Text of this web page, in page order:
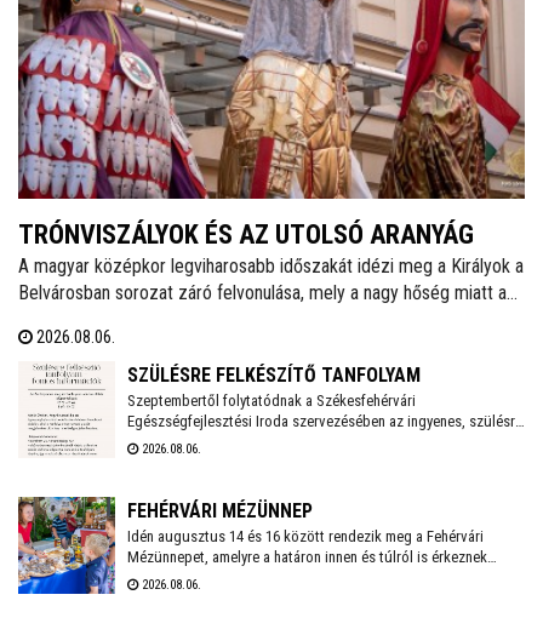
TRÓNVISZÁLYOK ÉS AZ UTOLSÓ ARANYÁG
A magyar középkor legviharosabb időszakát idézi meg a Királyok a
Belvárosban sorozat záró felvonulása, mely a nagy hőség miatt a
Színháztól. A menetet gólyalábasok és régizenészek kísérik.
2026.08.06.
SZÜLÉSRE FELKÉSZÍTŐ TANFOLYAM
Szeptembertől folytatódnak a Székesfehérvári
Egészségfejlesztési Iroda szervezésében az ingyenes, szülésre
felkészítő tanfolyamok. Az idei évben még két turnusra lehet
2026.08.06.
FEHÉRVÁRI MÉZÜNNEP
Idén augusztus 14 és 16 között rendezik meg a Fehérvári
Mézünnepet, amelyre a határon innen és túlról is érkeznek
mézlovagrendek: a látványos felvonulás mellett a gyerekeket
2026.08.06.